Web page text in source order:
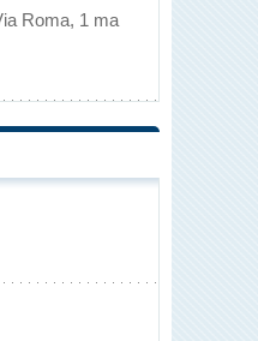
Roma, 1 ma